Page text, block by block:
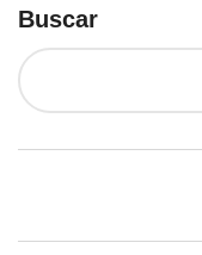
Buscar